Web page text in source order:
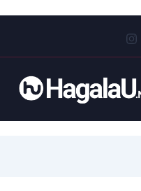
n
r
m